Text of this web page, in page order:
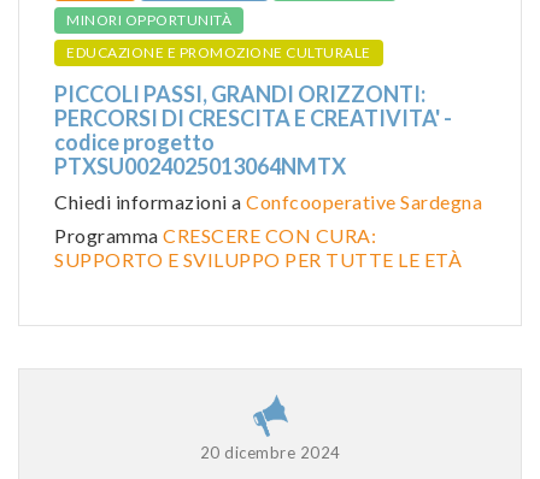
MINORI OPPORTUNITÀ
EDUCAZIONE E PROMOZIONE CULTURALE
PICCOLI PASSI, GRANDI ORIZZONTI:
PERCORSI DI CRESCITA E CREATIVITA' -
codice progetto
PTXSU0024025013064NMTX
Chiedi informazioni a Confcooperative Sardegna
Programma CRESCERE CON CURA:
SUPPORTO E SVILUPPO PER TUTTE LE ETÀ
20 dicembre 2024